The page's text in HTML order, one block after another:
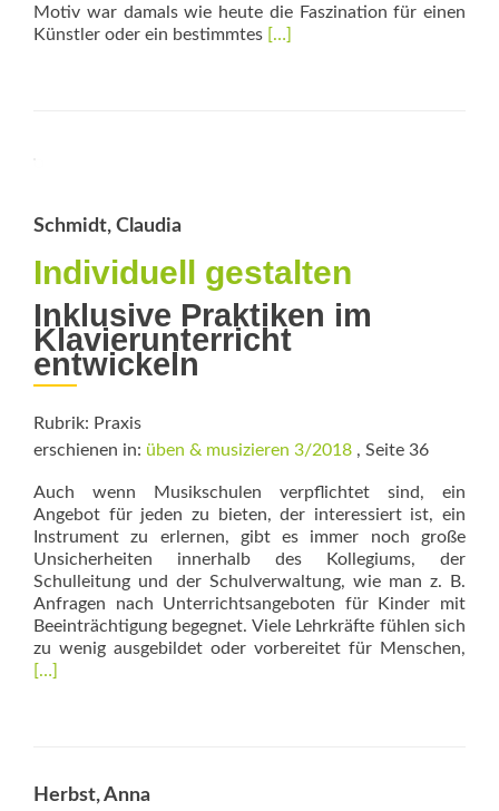
Motiv war damals wie heute die Faszination für einen
Künstler oder ein bestimmtes Read
[…]
Schmidt, Claudia
Individuell gestalten
Inklusive Praktiken im
Klavierunterricht
entwickeln
Rubrik: Praxis
erschienen in: üben & musizieren 3/2018 , Seite 36
Auch wenn Musikschulen verpflichtet sind, ein
Angebot für jeden zu bieten, der interessiert ist, ein
Instrument zu erlernen, gibt es immer noch große
Unsicherheiten innerhalb des Kollegiums, der
Schulleitung und der Schulverwaltung, wie man z. B.
Anfragen nach Unterrichtsangeboten für Kinder mit
Beeinträchtigung begegnet. Viele Lehrkräfte fühlen sich
zu wenig ausgebildet oder vorbereitet für Menschen,
[…]
Herbst, Anna